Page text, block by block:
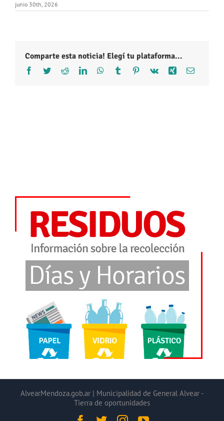
junio 30th, 2026
Comparte esta noticia! Elegí tu plataforma...
Facebook
TwitterRedditLinkedInWhatsApp
Tumblr Pinterest
Vk Xing Correo
AlvearMendoza.gob.ar | Municipalidad de General Alvear -
Tierra de oportunidades